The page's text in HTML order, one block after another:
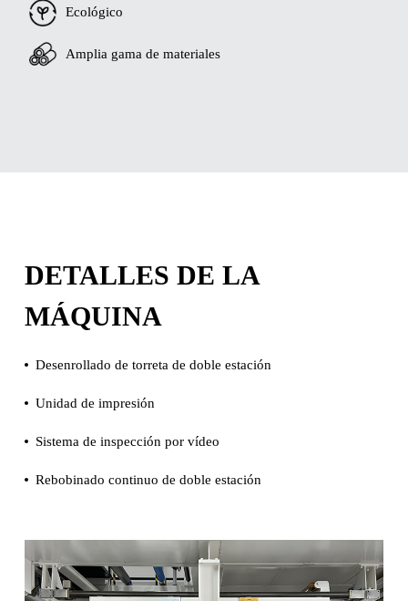
Ecológico
Amplia gama de materiales
DETALLES DE LA
MÁQUINA
Desenrollado de torreta de doble estación
Unidad de impresión
Sistema de inspección por vídeo
Rebobinado continuo de doble estación